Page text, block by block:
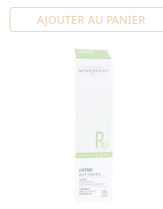
AJOUTER AU PANIER